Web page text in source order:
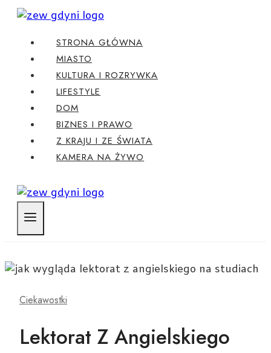
Przejdź
treści
STRONA GŁÓWNA
MIASTO
KULTURA I ROZRYWKA
LIFESTYLE
DOM
BIZNES I PRAWO
Z KRAJU I ZE ŚWIATA
KAMERA NA ŻYWO
Ciekawostki
Lektorat Z Angielskiego